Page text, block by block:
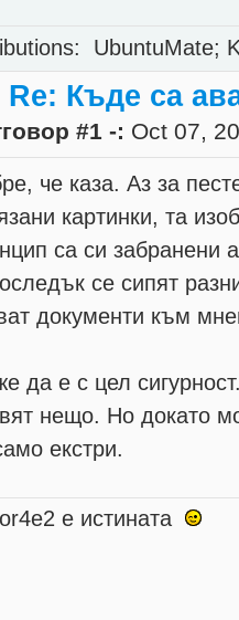
UbuntuMate;
Re: Къде са
#1 -: Oct 07,
че каза. Аз за
картинки, та
са си забранени
се сипят
документи към
да е с цел
нещо. Но докато
екстри.
e истината